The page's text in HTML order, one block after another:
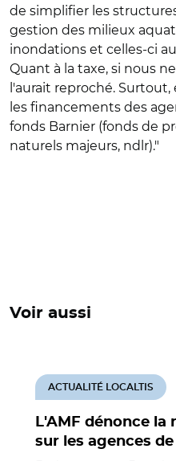
de simplifier les
gestion des milieux
inondations et celles-ci
Quant à la taxe, si nous
l'aurait reproché.
les financements des
fonds Barnier (fonds de
naturels majeurs, ndlr)."
Voir aussi
L'AMF dénonce
sur les agences de
ACTUALITÉ LOCALTIS